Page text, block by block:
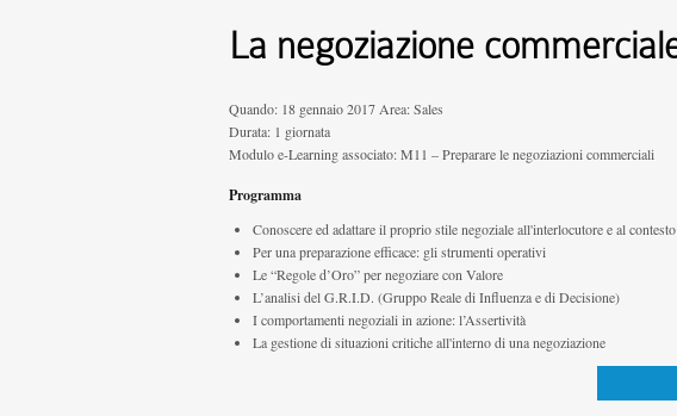
La negoziazione
Quando: 18 gennaio 2017 Area: Sales
Durata: 1 giornata
Modulo e-Learning associato: M11 – Preparare le negoziazioni commerciali
Programma
Conoscere ed adattare il proprio stile negoziale all'interlocutore e al contesto
Per una preparazione efficace: gli strumenti operativi
Le “Regole d’Oro” per negoziare con Valore
L’analisi del G.R.I.D. (Gruppo Reale di Influenza e di Decisione)
I comportamenti negoziali in azione: l’Assertività
La gestione di situazioni critiche all'interno di una negoziazione